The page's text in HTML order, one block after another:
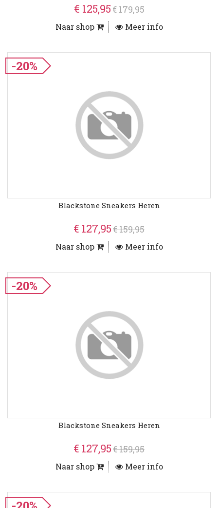
€ 125,95€ 179,95
Naar shop Meer info
-20%
Blackstone Sneakers Heren
€ 127,95€ 159,95
Naar shop Meer info
-20%
Blackstone Sneakers Heren
€ 127,95€ 159,95
Naar shop Meer info